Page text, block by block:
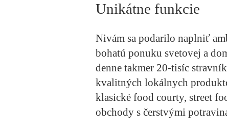
Unikátne funkcie
Nivám sa podarilo naplniť
bohatú ponuku svetovej a
denne takmer 20-tisíc
kvalitných lokálnych
klasické food courty, street
obchody s čerstvými